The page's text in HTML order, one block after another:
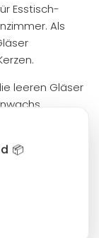
Esstisch-
Als
leeren Gläser
📦